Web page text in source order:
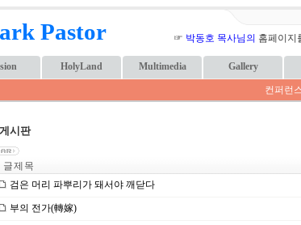
Pastor
☞ 박동호 목사님의 홈페이지
HolyLand Multimedia Gallery
컨퍼런
시판
글 제 목
검은 머리 파뿌리가 돼서야 깨닫다
부의 전가(轉嫁)